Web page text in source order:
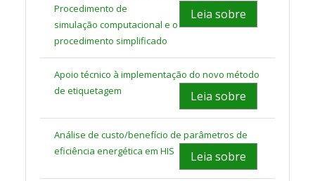
Leia sobre
Procedimento de
simulação computacional e o
procedimento simplificado
Apoio técnico à implementação do novo método
de etiquetagem
Leia sobre
Análise de custo/benefício de parâmetros de
eficiência energética em HIS
Leia sobre